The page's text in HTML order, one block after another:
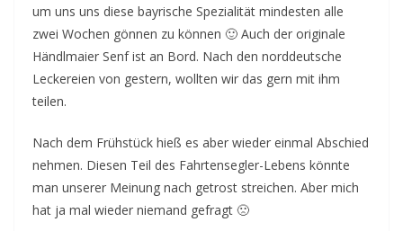
um uns uns diese bayrische Spezialität mindesten alle
zwei Wochen gönnen zu können 🙂 Auch der originale
Händlmaier Senf ist an Bord. Nach den norddeutsche
Leckereien von gestern, wollten wir das gern mit ihm
teilen.
Nach dem Frühstück hieß es aber wieder einmal Abschied
nehmen. Diesen Teil des Fahrtensegler-Lebens könnte
man unserer Meinung nach getrost streichen. Aber mich
hat ja mal wieder niemand gefragt 🙁